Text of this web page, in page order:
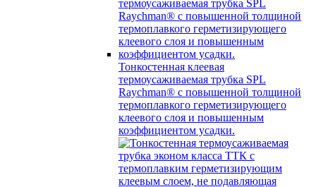
Тонкостенная клеевая
термоусаживаемая трубка SPL
Raychman® с повышенной толщиной
термоплавкого герметизирующего
клеевого слоя и повышенным
коэффициентом усадки.